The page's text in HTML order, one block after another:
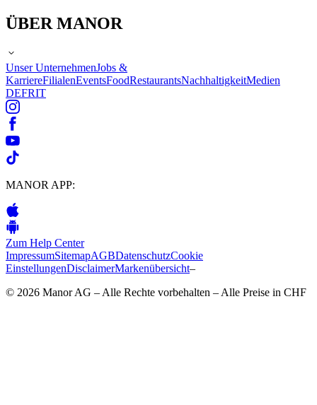
ÜBER MANOR
Unser UnternehmenJobs &
KarriereFilialenEventsFoodRestaurantsNachhaltigkeitMedien
DEFRIT
MANOR APP:
Zum Help Center
ImpressumSitemapAGBDatenschutzCookie
EinstellungenDisclaimerMarkenübersicht–
© 2026 Manor AG – Alle Rechte vorbehalten – Alle Preise in CHF